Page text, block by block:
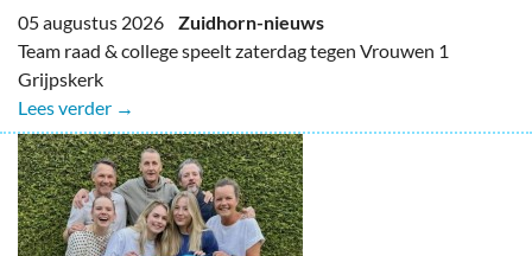
05 augustus 2026 Zuidhorn-nieuws
Team raad & college speelt zaterdag tegen Vrouwen 1
Grijpskerk
Lees verder →